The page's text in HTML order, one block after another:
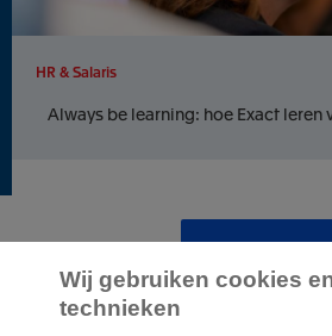
HR & Salaris
Always be learning: hoe Exact leren
Wij gebruiken cookies
technieken